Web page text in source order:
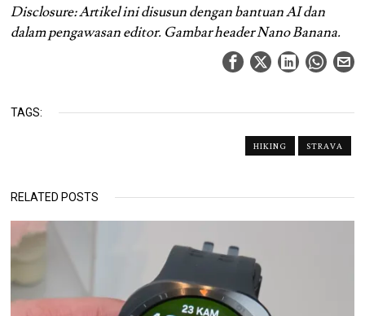
Disclosure: Artikel ini disusun dengan bantuan AI dan
dalam pengawasan editor. Gambar header Nano Banana.
TAGS:
HIKING STRAVA
RELATED POSTS